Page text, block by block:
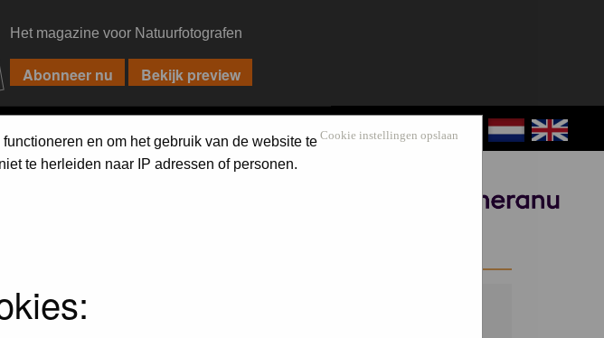
Het magazine voor Natuurfotografen
Cookie instellingen opslaan
en om het gebruik van de website te
te herleiden naar IP adressen of personen.